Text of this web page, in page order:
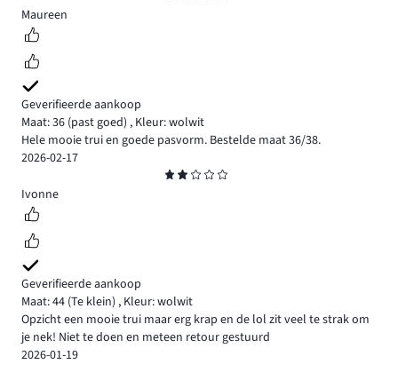
5
Maureen
Geverifieerde aankoop
Maat: 36 (past goed) , Kleur: wolwit
Hele mooie trui en goede pasvorm. Bestelde maat 36/38.
2026-02-17
2
Ivonne
Geverifieerde aankoop
Maat: 44 (Te klein) , Kleur: wolwit
Opzicht een mooie trui maar erg krap en de lol zit veel te strak om
je nek! Niet te doen en meteen retour gestuurd
2026-01-19